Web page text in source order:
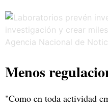
Menos
"Como en toda actividad